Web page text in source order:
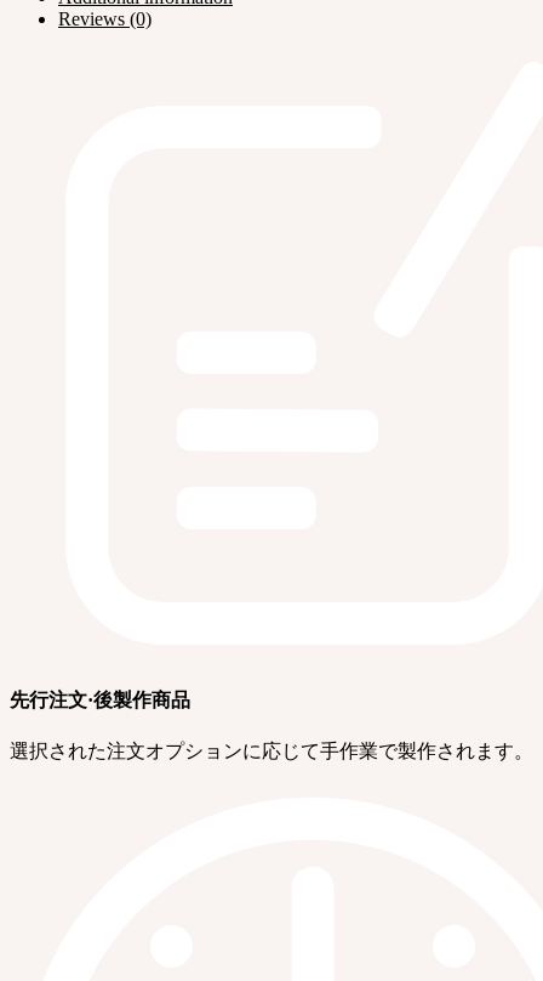
Reviews (0)
先行注文·後製作商品
選択された注文オプションに応じて手作業で製作されます。